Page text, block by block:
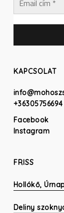
KAPCSOLAT
+36305756694
Facebook
Instagram
FRISS
Hollókő,
Deliny